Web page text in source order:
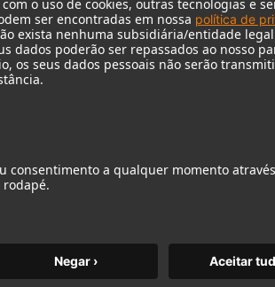
KH 120 II
com graves mais profundos,
e potência DSP.